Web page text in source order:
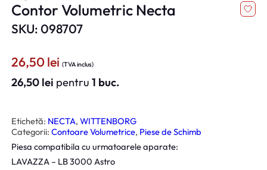
Contor Volumetric Necta
SKU: 098707
26,50lei (TVA inclus)
26,50 lei pentru1 buc.
Etichetă: NECTA, WITTENBORG
Categorii:Contoare Volumetrice, Piese de Schimb
Piesa compatibila cu urmatoarele aparate:
LAVAZZA – LB 3000 Astro